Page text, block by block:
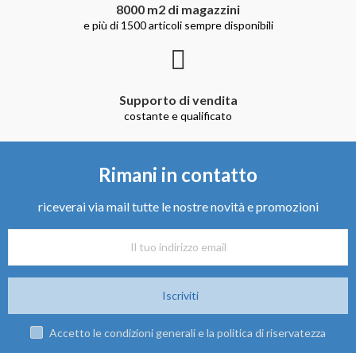
8000 m2 di magazzini
e più di 1500 articoli sempre disponibili
Supporto di vendita
costante e qualificato
Rimani in contatto
riceverai via mail tutte le nostre novità e promozioni
Iscriviti
Accetto le condizioni generali e la politica di riservatezza